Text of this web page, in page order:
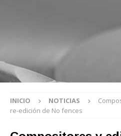
INICIO NOTICIAS
re-edición de No fences